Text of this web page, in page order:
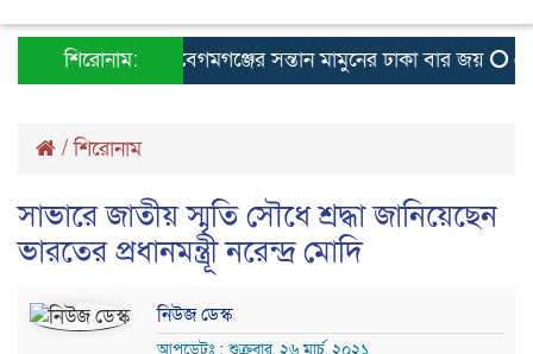
শিরোনাম: বেগমগঞ্জের সন্তান মামুনের ঢাকা বার জয়
/শিরোনাম
সাভারে জাতীয় স্মৃতি সৌধে শ্রদ্ধা জানিয়েছেন
ভারতের প্রধানমন্ত্রীূ নরেন্দ্র মোদি
নিউজ ডেস্ক